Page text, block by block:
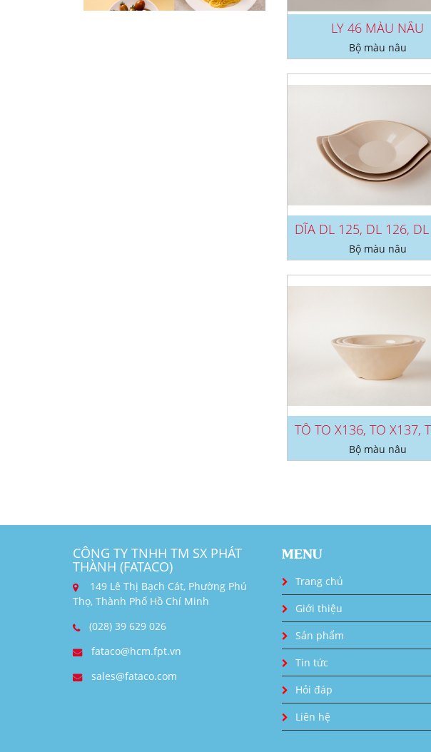
LY 46 MÀU NÂU
Bộ màu nâu
Bộ màu nâu
Bộ màu nâu
CÔNG TY TNHH TM SX PHÁT
THÀNH (FATACO)
149 Lê Thị Bạch Cát, Phường Phú
Thọ, Thành Phố Hồ Chí Minh
(028) 39 629 026
fataco@hcm.fpt.vn
sales@fataco.com
MENU
Trang chủ
Giới thiệu
Sản phẩm
Tin tức
Hỏi đáp
Liên hệ